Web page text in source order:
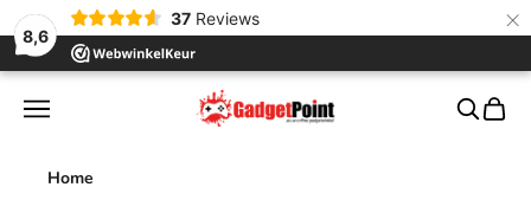
8,6
37 Reviews ×
Naar inhoud
Gadgetpoint
Menu Zoeken
Home